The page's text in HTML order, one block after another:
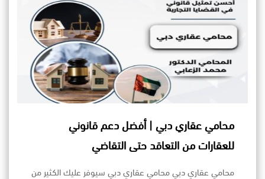
محامي عقاري دبي | أفضل دعم قانوني
للعقارات من التعاقد حتى التقاضي
محامي عقاري دبي محامي عقاري دبي سيوفر عليك الكثير من